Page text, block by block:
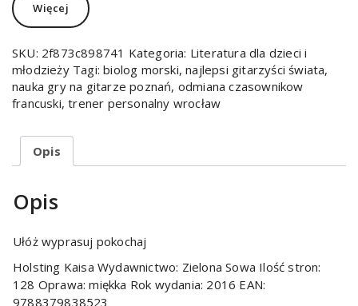
Więcej
SKU: 2f873c898741 Kategoria: Literatura dla dzieci i
młodzieży Tagi:biolog morski,najlepsi gitarzyści świata,
nauka gry na gitarze poznań, odmiana czasownikow
francuski,trener personalny wrocław
Opis
Opis
Ułóż wyprasuj pokochaj
Holsting Kaisa Wydawnictwo: Zielona Sowa Ilość stron:
128 Oprawa: miękka Rok wydania: 2016 EAN:
9788379838523